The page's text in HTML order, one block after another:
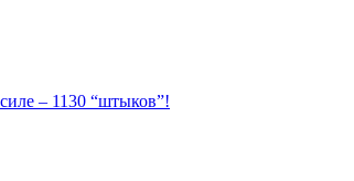
– 1130 “штыков”!